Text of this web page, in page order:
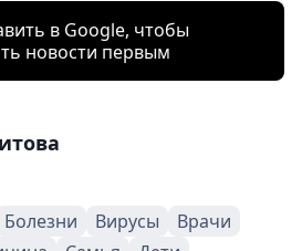
в Google, чтобы
новости первым
Болезни Вирусы
Врачи